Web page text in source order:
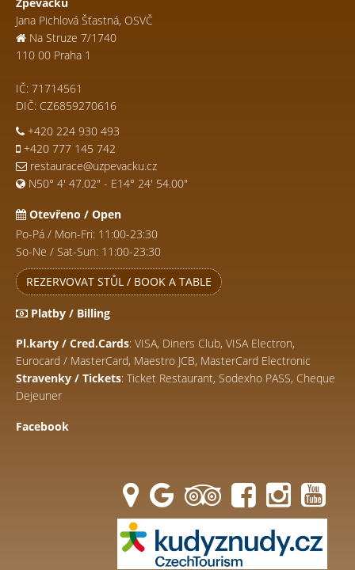
Jana Pichlová Šťastná, OSVČ
Na Struze 7/1740
110 00 Praha 1
IČ: 71714561
DIČ: CZ6859270616
+420 224 930 493
+420 777 145 742
restaurace@uzpevacku.cz
N50° 4' 47.02" - E14° 24' 54.00"
Otevřeno / Open
Po-Pá / Mon-Fri: 11:00-23:30
So-Ne / Sat-Sun: 11:00-23:30
REZERVOVAT STŮL / BOOK A TABLE
Platby / Billing
Pl.karty / Cred.Cards: VISA, Diners Club, VISA Electron,
Eurocard / MasterCard, Maestro JCB, MasterCard Electronic
Stravenky / Tickets: Ticket Restaurant, Sodexho PASS, Cheque
Dejeuner
Facebook